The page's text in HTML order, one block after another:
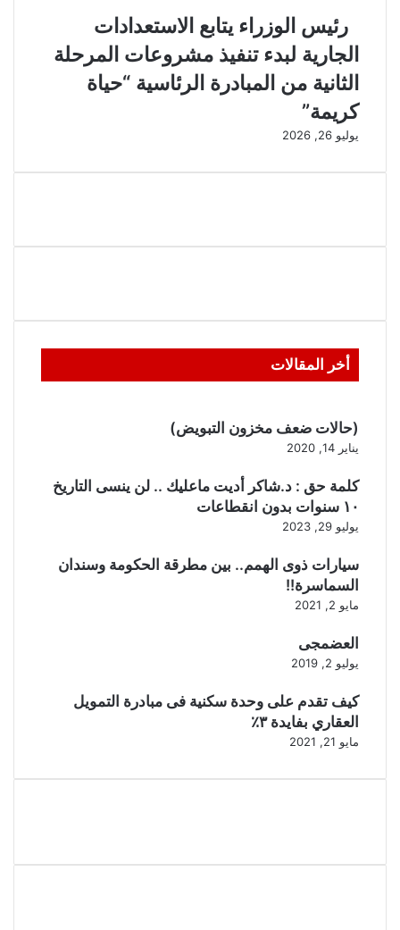
رئيس الوزراء يتابع الاستعدادات
الجارية لبدء تنفيذ مشروعات المرحلة
الثانية من المبادرة الرئاسية “حياة
كريمة”
يوليو 26, 2026
أخر المقالات
(حالات ضعف مخزون التبويض)
يناير 14, 2020
كلمة حق : د.شاكر أديت ماعليك .. لن ينسى التاريخ
١٠ سنوات بدون انقطاعات
يوليو 29, 2023
سيارات ذوى الهمم.. بين مطرقة الحكومة وسندان
السماسرة!!
مايو 2, 2021
العضمجى
يوليو 2, 2019
كيف تقدم على وحدة سكنية فى مبادرة التمويل
العقاري بفايدة ٣٪
مايو 21, 2021